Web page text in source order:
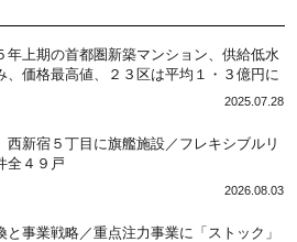
年上期の首都圏新築マンション、供給低水
、価格最高値、２３区は平均１・３億円に
2025.07.28
西新宿５丁目に旗艦施設／フレキシブルリ
全４９戸
2026.08.03
事業戦略／重点注力事業に「ストック」